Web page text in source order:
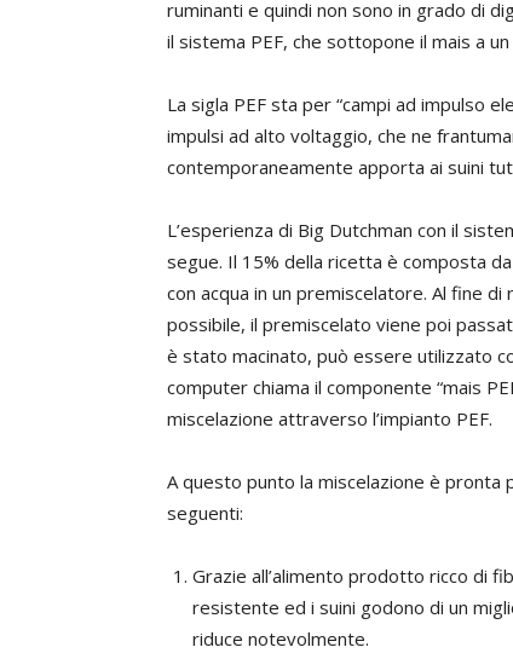
ruminanti e quindi non sono in grado di
il sistema PEF, che sottopone il mais a
La sigla PEF sta per “campi ad impulso
impulsi ad alto voltaggio, che ne
contemporaneamente apporta ai suini
L’esperienza di Big Dutchman con il
segue. Il 15% della ricetta è composta
con acqua in un premiscelatore. Al fine
possibile, il premiscelato viene poi
è stato macinato, può essere utilizzato
computer chiama il componente “mais
miscelazione attraverso l’impianto PEF.
A questo punto la miscelazione è pronta
seguenti:
Grazie all’alimento prodotto ricco di
resistente ed i suini godono di un
riduce notevolmente.